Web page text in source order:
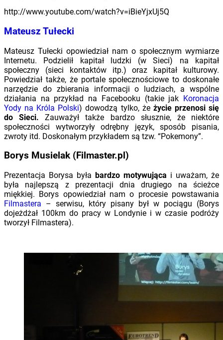
http://www.youtube.com/watch?v=iBieYjxUj5Q
Mateusz Tułecki
Mateusz Tułecki opowiedział nam o społecznym wymiarze
Internetu. Podzielił kapitał ludzki (w Sieci) na kapitał
społeczny (sieci kontaktów itp.) oraz kapitał kulturowy.
Powiedział także, że portale społecznościowe to doskonałe
narzędzie do zbierania informacji o ludziach, a wspólne
działania na przykład na Facebooku (takie jak Koronacja
Yody na Króla Polski) dowodzą tylko, że życie przenosi się
do Sieci. Zauważył także bardzo słusznie, że niektóre
społeczności wytworzyły odrębny język, sposób pisania,
zwroty itd. Doskonałym przykładem są tzw. “Pokemony”.
Borys Musielak (Filmaster.pl)
Prezentacja Borysa była bardzo motywująca i uważam, że
była najlepszą z prezentacji dnia drugiego na ścieżce
miękkiej. Borys opowiedział nam o procesie powstawania
Filmastera – serwisu, który pisany był w pociągu (Borys
dojeżdżał 100km do pracy w Londynie i w czasie podróży
tworzył Filmastera).